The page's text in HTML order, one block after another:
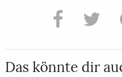
Das könnte dir